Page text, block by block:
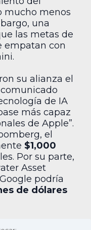
mucho menos
una
las metas de
empatan con
su alianza el
comunicado
de IA
más capaz
de Apple”.
el
$1,000
Por su parte,
Asset
podría
de dólares